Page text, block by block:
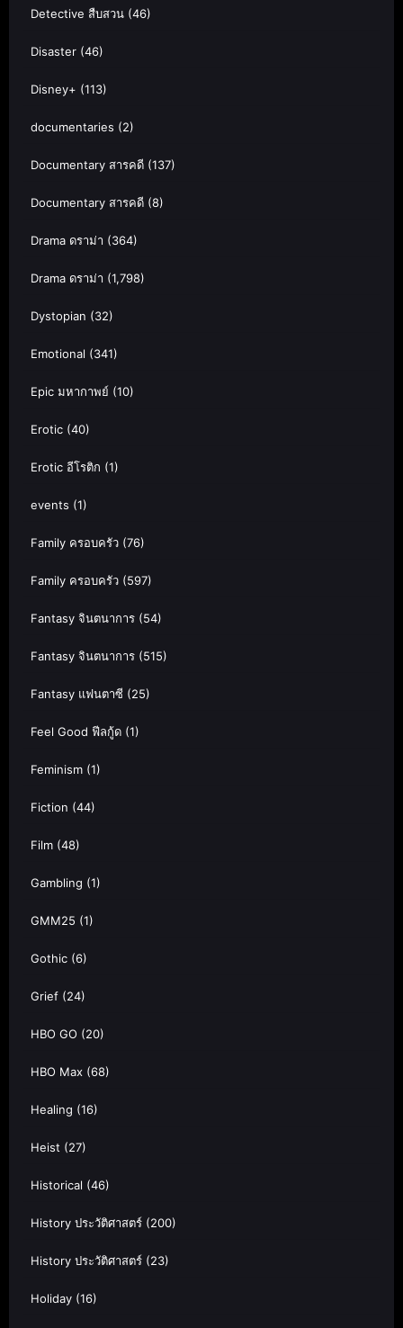
Detective สืบสวน (46)
Disaster (46)
Disney+ (113)
documentaries (2)
Documentary สารคดี (137)
Documentary สารคดี (8)
Drama ดราม่า (364)
Drama ดราม่า (1,798)
Dystopian (32)
Emotional (341)
Epic มหากาพย์ (10)
Erotic (40)
Erotic อีโรติก (1)
events (1)
Family ครอบครัว (76)
Family ครอบครัว (597)
Fantasy จินตนาการ (54)
Fantasy จินตนาการ (515)
Fantasy แฟนตาซี (25)
Feel Good ฟีลกู้ด (1)
Feminism (1)
Fiction (44)
Film (48)
Gambling (1)
GMM25 (1)
Gothic (6)
Grief (24)
HBO GO (20)
HBO Max (68)
Healing (16)
Heist (27)
Historical (46)
History ประวัติศาสตร์ (200)
History ประวัติศาสตร์ (23)
Holiday (16)